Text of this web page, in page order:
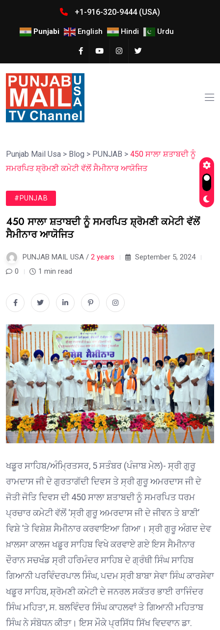
+1-916-320-9444 (USA)
Punjabi English Hindi Urdu
Punjab Mail Usa > Blog > PUNJAB > 450 ਸਾਲਾ ਸ਼ਤਾਬਦੀ ਨੂੰ
ਸਮਰਪਿਤ ਸ਼੍ਰੋਮਣੀ ਕਮੇਟੀ ਵੱਲੋਂ ਸੈਮੀਨਾਰ ਆਯੋਜਿਤ
#PUNJAB
450 ਸਾਲਾ ਸ਼ਤਾਬਦੀ ਨੂੰ ਸਮਰਪਿਤ ਸ਼੍ਰੋਮਣੀ ਕਮੇਟੀ ਵੱਲੋਂ
ਸੈਮੀਨਾਰ ਆਯੋਜਿਤ
PUNJAB MAIL USA / 2 years
September 5, 2024
0
1 min read
ਖਡੂਰ ਸਾਹਿਬ/ਅੰਮ੍ਰਿਤਸਰ, 5 ਸਤੰਬਰ (ਪੰਜਾਬ ਮੇਲ)- ਸ੍ਰੀ ਗੁਰੂ
ਰਾਮਦਾਸ ਜੀ ਦੇ ਗੁਰਤਾਗੱਦੀ ਦਿਵਸ ਤੇ ਸ੍ਰੀ ਗੁਰੂ ਅਮਰਦਾਸ ਜੀ ਦੇ
ਜੋਤੀ ਜੋਤਿ ਦਿਵਸ ਦੀ 450 ਸਾਲਾ ਸ਼ਤਾਬਦੀ ਨੂੰ ਸਮਰਪਿਤ ਧਰਮ
ਪ੍ਰਚਾਰ ਕਮੇਟੀ ਵੱਲੋਂ ‘ਸ੍ਰੀ ਗੁਰੂ ਅਮਰਦਾਸ ਜੀ ਦੇ ਜੀਵਨ ਤੇ ਬਾਣੀ’
ਵਿਸ਼ੇ ’ਤੇ ਵਿਸ਼ੇਸ਼ ਸੈਮੀਨਾਰ ਕਰਵਾਇਆ ਗਿਆ। ਸ੍ਰੀ ਗੁਰੂ ਅੰਗਦ ਦੇਵ
ਖ਼ਾਲਸਾ ਕਾਲਜ ਖਡੂਰ ਸਾਹਿਬ ਵਿਖੇ ਕਰਵਾਏ ਗਏ ਇਸ ਸੈਮੀਨਾਰ
ਦੌਰਾਨ ਸਚਖੰਡ ਸ੍ਰੀ ਹਰਿਮੰਦਰ ਸਾਹਿਬ ਦੇ ਗ੍ਰੰਥੀ ਸਿੰਘ ਸਾਹਿਬ
ਗਿਆਨੀ ਪਰਵਿੰਦਰਪਾਲ ਸਿੰਘ, ਪਦਮ ਸ੍ਰੀ ਬਾਬਾ ਸੇਵਾ ਸਿੰਘ ਕਾਰਸੇਵਾ
ਖਡੂਰ ਸਾਹਿਬ, ਸ਼੍ਰੋਮਣੀ ਕਮੇਟੀ ਦੇ ਜਨਰਲ ਸਕੱਤਰ ਭਾਈ ਰਾਜਿੰਦਰ
ਸਿੰਘ ਮਹਿਤਾ, ਸ. ਬਲਵਿੰਦਰ ਸਿੰਘ ਕਾਹਲਵਾਂ ਤੇ ਗਿਆਨੀ ਮਹਿਤਾਬ
ਸਿੰਘ ਨੇ ਸੰਬੋਧਨ ਕੀਤਾ। ਇਸ ਮੌਕੇ ਪ੍ਰਸਿੱਧ ਸਿੱਖ ਵਿਦਵਾਨ ਡਾ.